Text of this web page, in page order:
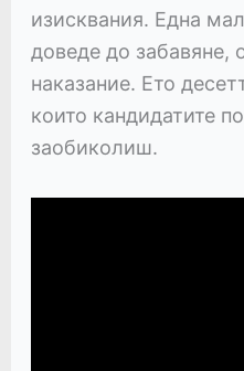
изисквания. Една
доведе до забавяне,
наказание. Ето
които кандидатите
заобиколиш.